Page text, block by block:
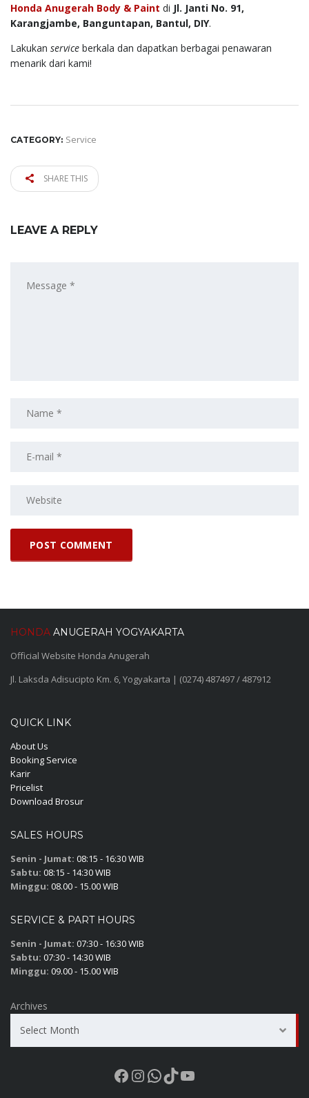
Honda Anugerah Body & Paint di Jl. Janti No. 91,
Karangjambe, Banguntapan, Bantul, DIY.
Lakukan service berkala dan dapatkan berbagai penawaran
menarik dari kami!
CATEGORY: Service
SHARE THIS
LEAVE A REPLY
HONDA ANUGERAH YOGYAKARTA
Official Website Honda Anugerah
Jl. Laksda Adisucipto Km. 6, Yogyakarta | (0274) 487497 / 487912
QUICK LINK
About Us
Booking Service
Karir
Pricelist
Download Brosur
SALES HOURS
Senin - Jumat: 08:15 - 16:30 WIB
Sabtu: 08:15 - 14:30 WIB
Minggu: 08.00 - 15.00 WIB
SERVICE & PART HOURS
Senin - Jumat: 07:30 - 16:30 WIB
Sabtu: 07:30 - 14:30 WIB
Minggu: 09.00 - 15.00 WIB
Archives
Select Month
Facebook
Instagram
WhatsApp
TikTok
YouTube